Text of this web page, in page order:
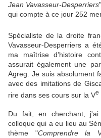
Jean Vavasseur-Desperriers
qui compte à ce jour 252
Spécialiste de la droite
Vavasseur-Desperriers a
ma maîtrise d'histoire
assurait également une
Agreg. Je suis absolument
avec des imitations de
rire dans ses cours sur la Ve
Du fait, en cherchant,
colloque qui a eu lieu au
thème "Comprendre la